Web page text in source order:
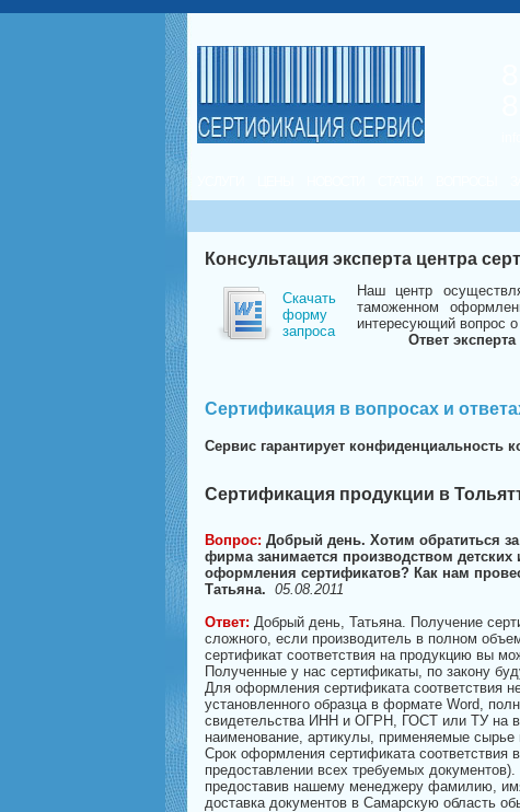
Консультация эксперта центра
Скачать
форму
запроса
Наш центр
таможенном
интересующий вопрос
Ответ
Сертификация в вопросах и
Сервис гарантирует конфиденциальность
Сертификация продукции в
Вопрос: Добрый день. Хотим обратиться
фирма занимается производством
оформления сертификатов? Как нам
Татьяна. 05.08.2011
Ответ: Добрый день, Татьяна. Получение
сложного, если производитель в полном
сертификат соответствия на продукцию вы
Полученные у нас сертификаты, по закону
Для оформления сертификата соответствия
установленного образца в формате Word,
свидетельства ИНН и ОГРН, ГОСТ или ТУ на
наименование, артикулы, применяемые сырье
Срок оформления сертификата соответствия
предоставлении всех требуемых
предоставив нашему менеджеру фамилию,
доставка документов в Самарскую область